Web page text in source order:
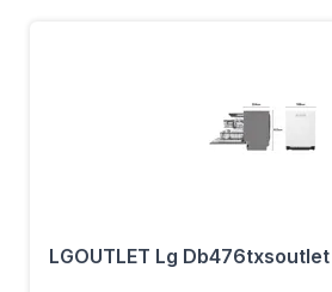
LGOUTLET Lg